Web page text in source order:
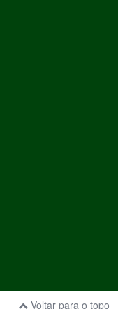
Voltar para o topo